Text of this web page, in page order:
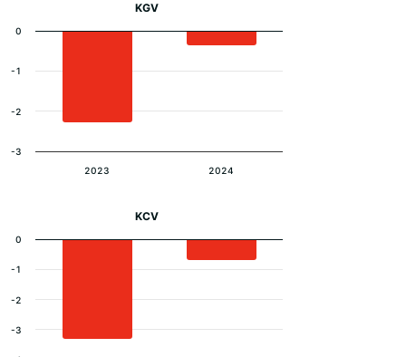
KGV
2023 2024
-3
-2
-1
0
KCV
-3
-2
-1
0